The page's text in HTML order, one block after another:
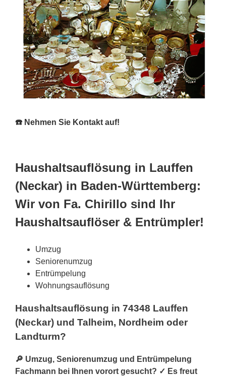
☎️ Nehmen Sie Kontakt auf!
Haushaltsauflösung in Lauffen
(Neckar) in Baden-Württemberg:
Wir von Fa. Chirillo sind Ihr
Haushaltsauflöser & Entrümpler!
Umzug
Seniorenumzug
Entrümpelung
Wohnungsauflösung
Haushaltsauflösung in 74348 Lauffen
(Neckar) und Talheim, Nordheim oder
Landturm?
🔎 Umzug, Seniorenumzug und Entrümpelung
Fachmann bei Ihnen vorort gesucht? ✓ Es freut